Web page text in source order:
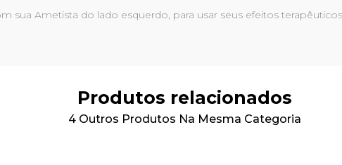
sua Ametista do lado esquerdo, para usar seus efeitos
Produtos relacionados
4 Outros Produtos Na Mesma Categoria